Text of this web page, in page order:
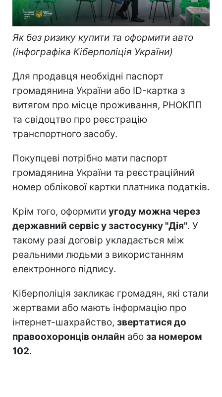
Як без ризику купити та оформити авто
(інфографіка Кіберполіція України)
Для продавця необхідні паспорт
громадянина України або ID-картка з
витягом про місце проживання, РНОКПП
та свідоцтво про реєстрацію
транспортного засобу.
Покупцеві потрібно мати паспорт
громадянина України та реєстраційний
номер облікової картки платника податків.
Крім того, оформити угоду можна через
державний сервіс у застосунку "Дія". У
такому разі договір укладається між
реальними людьми з використанням
електронного підпису.
Кіберполіція закликає громадян, які стали
жертвами або мають інформацію про
інтернет-шахрайство, звертатися до
правоохоронців онлайн або за номером
102.